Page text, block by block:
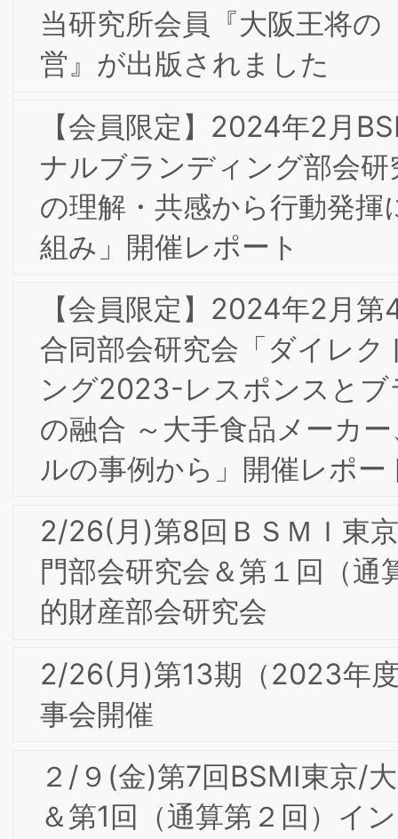
合同部会研究会「企業における知的財産
活動―ブランディングへの知財貢献」開
催レポート
【会員限定】2022年9月第4回ＢＳＭＩ
東京/大阪合同研究会
9/2-3東阪合同夏季合宿研究会 in広島の
報告
【会員限定】2022年7月第3回東京/大阪
合同部会研究会「不二製油におけるブラ
ンディングの取組」開催レポート
【会員限定】2022年6月 東京第20回フ
ォーラム開催レポート
【会員限定】2022年7月第3回ＢＳＭＩ
東京/大阪合同研究会
合同部会研究会「DariKのこれまでとこ
れから」開催レポート
【会員限定】2021年10月 大阪第7回フォ
【会員限定】2022年4月 第1回第1回東阪
合同専門部会研究会「新聞社から見たブ
【会員限定】2022年2月 東京第19回フ
ーラム開催レポート